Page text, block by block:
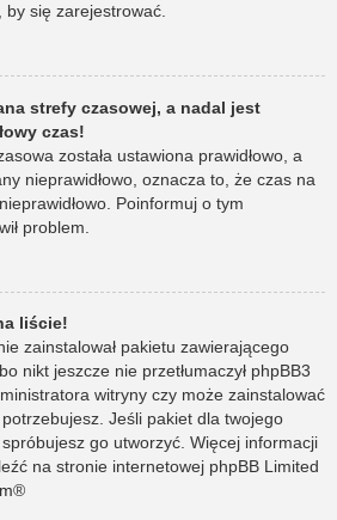
się zarejestrować.
strefy czasowej, a nadal jest
czas!
została ustawiona prawidłowo, a
nieprawidłowo, oznacza to, że czas na
Poinformuj o tym
problem.
liście!
zainstalował pakietu zawierającego
nikt jeszcze nie przetłumaczył phpBB3
witryny czy może zainstalować
Jeśli pakiet dla twojego
go utworzyć. Więcej informacji
na stronie internetowej phpBB Limited
®